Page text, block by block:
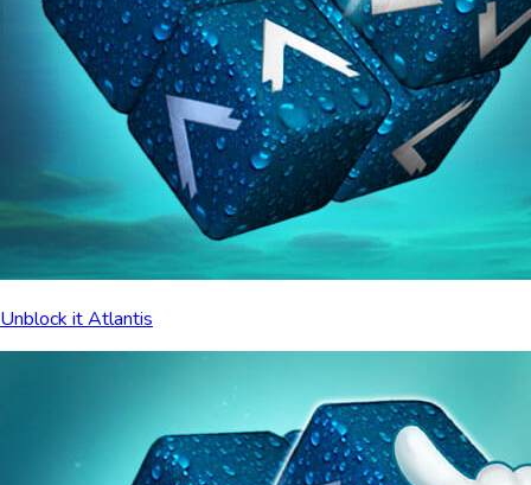
Unblock it Atlantis